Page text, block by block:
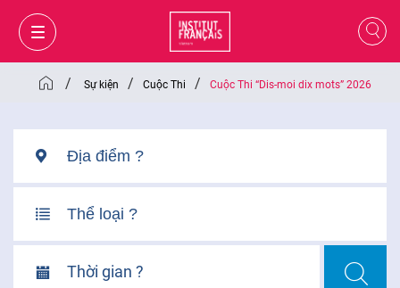
/ Sự kiện / Cuộc Thi / Cuộc Thi “Dis-moi dix mots” 2026
Thời gian ?